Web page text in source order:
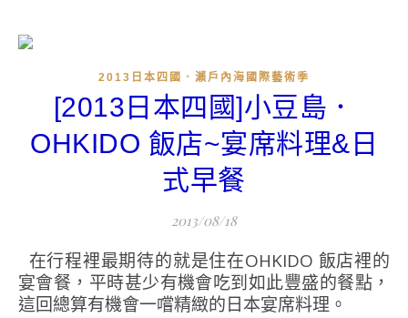
2013日本四國．瀨戶內海國際藝術季
[2013日本四國]小豆島．
OHKIDO 飯店~宴席料理&日
式早餐
2013/08/18
在行程裡最期待的就是住在OHKIDO 飯店裡的
宴會餐，平時甚少有機會吃到如此豐盛的餐點，
這回總算有機會一嚐精緻的日本宴席料理。